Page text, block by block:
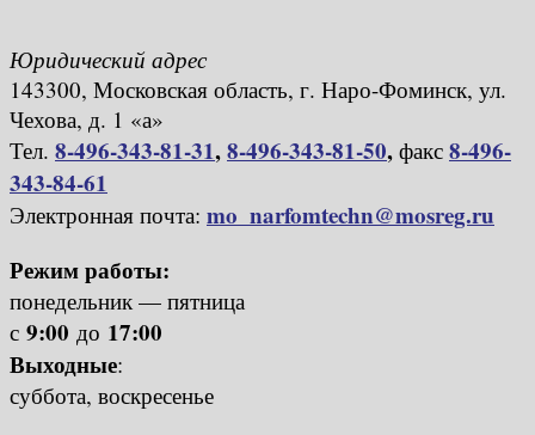
Юридический адрес
143300, Московская область, г. Наро-Фоминск, ул.
Чехова, д. 1 «а»
Тел. 8-496-343-81-31,8-496-343-81-50, факс 8-496-
343-84-61
Электронная почта: mo_narfomtechn@mosreg.ru
Режим работы:
понедельник — пятница
с 9:00 до 17:00
Выходные:
суббота, воскресенье